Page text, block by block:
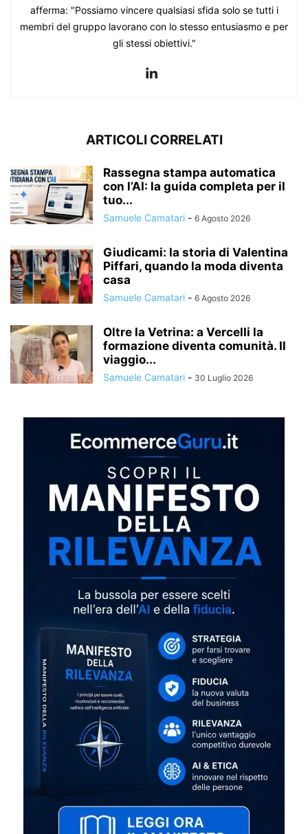
afferma: "Possiamo vincere qualsiasi sfida solo se tutti i
membri del gruppo lavorano con lo stesso entusiasmo e per
gli stessi obiettivi."
ARTICOLI CORRELATI
Rassegna stampa automatica
con l’AI: la guida completa per il
tuo...
Samuele Camatari - 6 Agosto 2026
Giudicami: la storia di Valentina
Piffari, quando la moda diventa
casa
Samuele Camatari - 6 Agosto 2026
Oltre la Vetrina: a Vercelli la
formazione diventa comunità. Il
viaggio...
Samuele Camatari - 30 Luglio 2026